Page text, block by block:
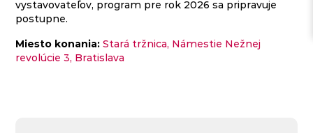
vystavovateľov, program pre rok 2026 sa pripravuje
postupne.
Miesto konania:Stará tržnica, Námestie Nežnej
revolúcie 3, Bratislava